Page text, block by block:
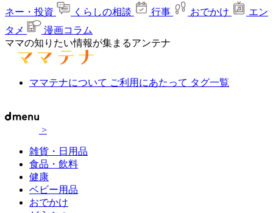
ネー・投資
くらしの相談 行事 おでかけ
エン
タメ
漫画コラム
ママの知りたい情報が集まるアンテナ
ママテナについて ご利用にあたって タグ一覧
>
雑貨・日用品
食品・飲料
健康
ベビー用品
おでかけ